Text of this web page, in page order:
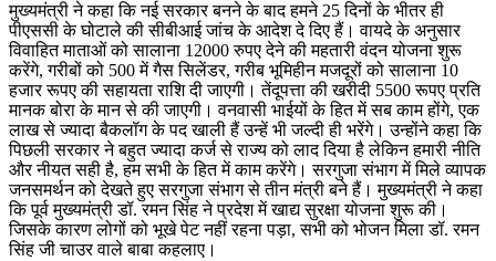
मुख्यमंत्री ने कहा कि नई सरकार बनने के बाद हमने 25 दिनों के भीतर ही
पीएससी के घोटाले की सीबीआई जांच के आदेश दे दिए हैं। वायदे के अनुसार
विवाहित माताओं को सालाना 12000 रुपए देने की महतारी वंदन योजना शुरू
करेंगे, गरीबों को 500 में गैस सिलेंडर, गरीब भूमिहीन मजदूरों को सालाना 10
हजार रूपए की सहायता राशि दी जाएगी। तेंदूपत्ता की खरीदी 5500 रूपए प्रति
मानक बोरा के मान से की जाएगी। वनवासी भाईयों के हित में सब काम होंगे, एक
लाख से ज्यादा बैकलॉग के पद खाली हैं उन्हें भी जल्दी ही भरेंगे। उन्होंने कहा कि
पिछली सरकार ने बहुत ज्यादा कर्ज से राज्य को लाद दिया है लेकिन हमारी नीति
और नीयत सही है, हम सभी के हित में काम करेंगे। सरगुजा संभाग में मिले व्यापक
जनसमर्थन को देखते हुए सरगुजा संभाग से तीन मंत्री बने हैं। मुख्यमंत्री ने कहा
कि पूर्व मुख्यमंत्री डॉ. रमन सिंह ने प्रदेश में खाद्य सुरक्षा योजना शुरू की।
जिसके कारण लोगों को भूखे पेट नहीं रहना पड़ा, सभी को भोजन मिला डॉ. रमन
सिंह जी चाउर वाले बाबा कहलाए।